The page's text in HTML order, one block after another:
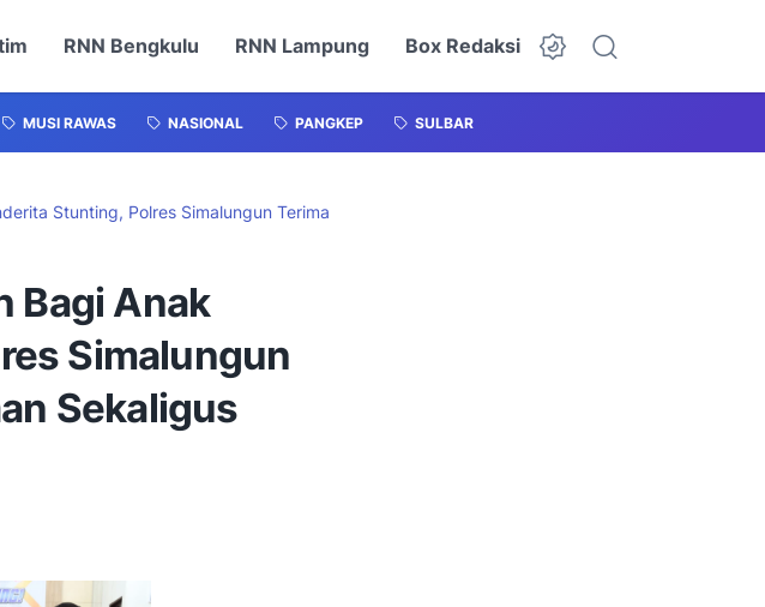
RNN Bengkulu RNN Lampung Box Redaksi
MUSI RAWAS NASIONAL PANGKEP SULBAR
Stunting, Polres Simalungun Terima
Bagi Anak
Simalungun
Sekaligus